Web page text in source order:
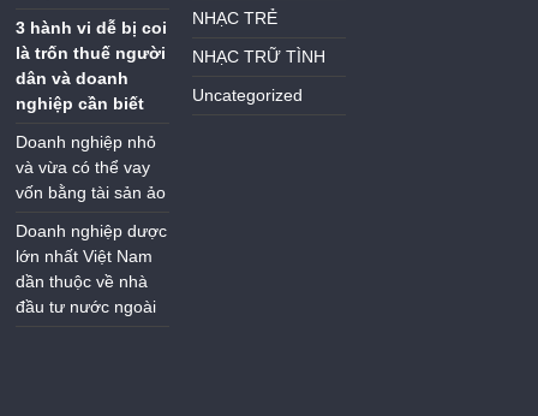
3 hành vi dễ bị coi
là trốn thuế người
dân và doanh
nghiệp cần biết
Doanh nghiệp nhỏ
và vừa có thể vay
vốn bằng tài sản ảo
Doanh nghiệp dược
lớn nhất Việt Nam
dần thuộc về nhà
đầu tư nước ngoài
NHẠC TRẺ
NHẠC TRỮ TÌNH
Uncategorized